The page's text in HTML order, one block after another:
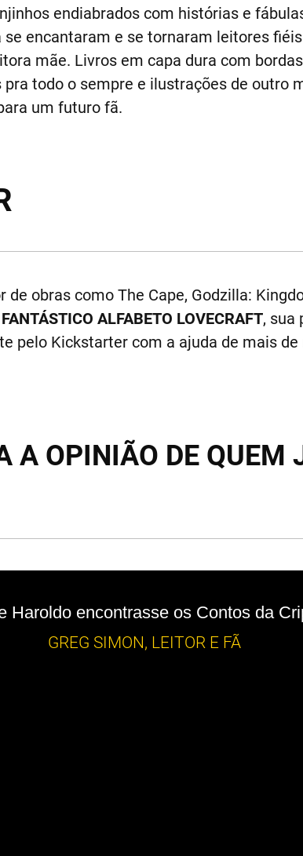
endiabrados com histórias e
encantaram e se tornaram leitores
mãe. Livros em capa dura com
todo o sempre e ilustrações de outro
um futuro fã.
de obras como The Cape, Godzilla:
ALFABETO LOVECRAFT, sua
pelo Kickstarter com a ajuda de mais de
A OPINIÃO DE QUEM
Haroldo encontrasse os Contos da
GREG SIMON, LEITOR E FÃ